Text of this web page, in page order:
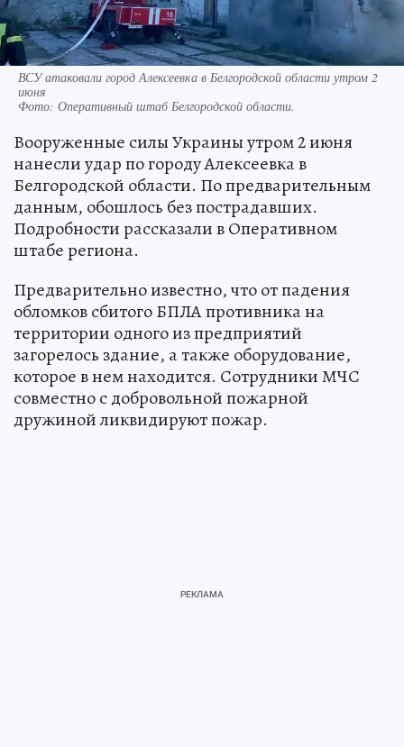
ВСУ атаковали город Алексеевка в Белгородской области утром 2
июня
Фото: Оперативный штаб Белгородской области.
Вооруженные силы Украины утром 2 июня
нанесли удар по городу Алексеевка в
Белгородской области. По предварительным
данным, обошлось без пострадавших.
Подробности рассказали в Оперативном
штабе региона.
Предварительно известно, что от падения
обломков сбитого БПЛА противника на
территории одного из предприятий
загорелось здание, а также оборудование,
которое в нем находится. Сотрудники МЧС
совместно с добровольной пожарной
дружиной ликвидируют пожар.